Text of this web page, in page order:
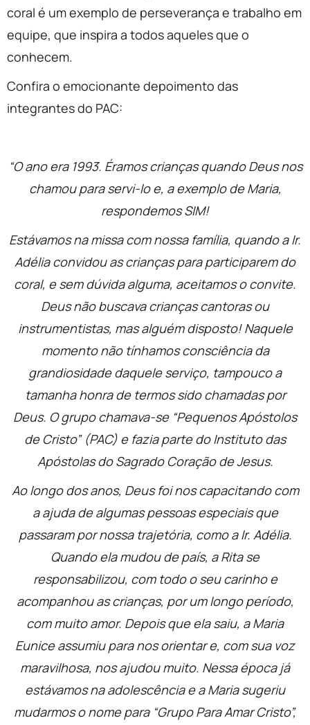
coral é um exemplo de perseverança e trabalho em
equipe, que inspira a todos aqueles que o
conhecem.
Confira o emocionante depoimento das
integrantes do PAC:
“O ano era 1993. Éramos crianças quando Deus nos
chamou para servi-lo e, a exemplo de Maria,
respondemos SIM!
Estávamos na missa com nossa família, quando a Ir.
Adélia convidou as crianças para participarem do
coral, e sem dúvida alguma, aceitamos o convite.
Deus não buscava crianças cantoras ou
instrumentistas, mas alguém disposto! Naquele
momento não tínhamos consciência da
grandiosidade daquele serviço, tampouco a
tamanha honra de termos sido chamadas por
Deus. O grupo chamava-se “Pequenos Apóstolos
de Cristo” (PAC) e fazia parte do Instituto das
Apóstolas do Sagrado Coração de Jesus.
Ao longo dos anos, Deus foi nos capacitando com
a ajuda de algumas pessoas especiais que
passaram por nossa trajetória, como a Ir. Adélia.
Quando ela mudou de país, a Rita se
responsabilizou, com todo o seu carinho e
acompanhou as crianças, por um longo período,
com muito amor. Depois que ela saiu, a Maria
Eunice assumiu para nos orientar e, com sua voz
maravilhosa, nos ajudou muito. Nessa época já
estávamos na adolescência e a Maria sugeriu
mudarmos o nome para “Grupo Para Amar Cristo”,